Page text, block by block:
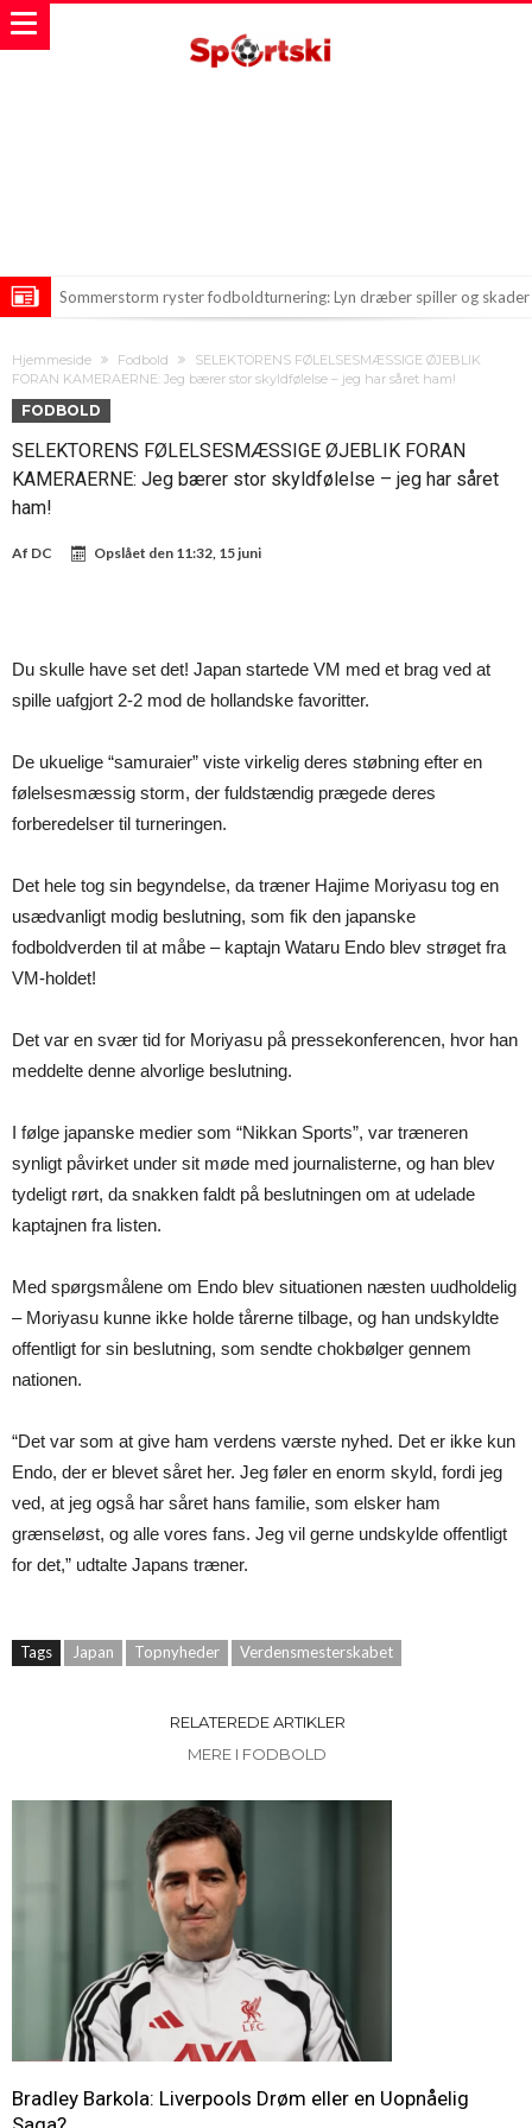
Sommerstorm ryster fodboldturnering: Lyn dræber spiller og skader
Arteta sættes på prøve: Vil Vinicius til Arsenal?
Hjemmeside Fodbold
SELEKTORENS FØLELSESMÆSSIGE ØJEBLIK
FORAN KAMERAERNE: Jeg bærer stor skyldfølelse – jeg har såret ham!
FODBOLD
SELEKTORENS FØLELSESMÆSSIGE ØJEBLIK FORAN
KAMERAERNE: Jeg bærer stor skyldfølelse – jeg har såret
ham!
Af DC Opslået den 11:32, 15 juni
Du skulle have set det! Japan startede VM med et brag ved at
spille uafgjort 2-2 mod de hollandske favoritter.
De ukuelige “samuraier” viste virkelig deres støbning efter en
følelsesmæssig storm, der fuldstændig prægede deres
forberedelser til turneringen.
Det hele tog sin begyndelse, da træner Hajime Moriyasu tog en
usædvanligt modig beslutning, som fik den japanske
fodboldverden til at måbe – kaptajn Wataru Endo blev strøget fra
VM-holdet!
Det var en svær tid for Moriyasu på pressekonferencen, hvor han
meddelte denne alvorlige beslutning.
I følge japanske medier som “Nikkan Sports”, var træneren
synligt påvirket under sit møde med journalisterne, og han blev
tydeligt rørt, da snakken faldt på beslutningen om at udelade
kaptajnen fra listen.
Med spørgsmålene om Endo blev situationen næsten uudholdelig
– Moriyasu kunne ikke holde tårerne tilbage, og han undskyldte
offentligt for sin beslutning, som sendte chokbølger gennem
nationen.
“Det var som at give ham verdens værste nyhed. Det er ikke kun
Endo, der er blevet såret her. Jeg føler en enorm skyld, fordi jeg
ved, at jeg også har såret hans familie, som elsker ham
grænseløst, og alle vores fans. Jeg vil gerne undskylde offentligt
for det,” udtalte Japans træner.
Tags Japan Topnyheder Verdensmesterskabet
RELATEREDE ARTIKLER
MERE I FODBOLD
Bradley Barkola: Liverpools Drøm eller en Uopnåelig